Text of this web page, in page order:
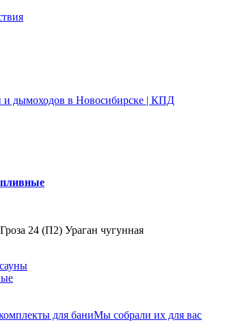
для баниМы собрали их для вас